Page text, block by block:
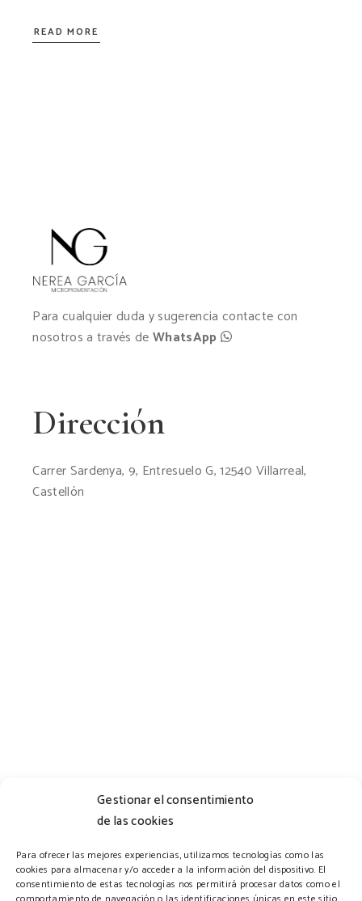
Gestionar el consentimiento
de las cookies
Para ofrecer las mejores experiencias, utilizamos tecnologías como las
cookies para almacenar y/o acceder a la información del dispositivo. El
consentimiento de estas tecnologías nos permitirá procesar datos como el
READ MORE
Para cualquier duda y sugerencia contacte con
nosotros a través deWhatsApp
Dirección
Carrer Sardenya, 9, Entresuelo G, 12540 Villarreal,
Castellón
Horario